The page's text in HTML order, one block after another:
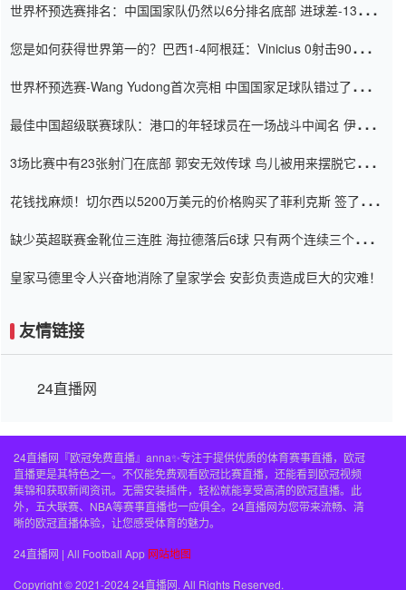
世界杯预选赛排名：中国国家队仍然以6分排名底部 进球差-13令人
您是如何获得世界第一的？巴西1-4阿根廷：Vinicius 0射击90分钟
世界杯预选赛-Wang Yudong首次亮相 中国国家足球队错过了世界
最佳中国超级联赛球队：港口的年轻球员在一场战斗中闻名 伊万放
3场比赛中有23张射门在底部 郭安无效传球 鸟儿被用来摆脱它
花钱找麻烦！切尔西以5200万美元的价格购买了菲利克斯 签了7年
缺少英超联赛金靴位三连胜 海拉德落后6球 只有两个连续三个连续
皇家马德里令人兴奋地消除了皇家学会 安彭负责造成巨大的灾难！
友情链接
24直播网
24直播网『欧冠免费直播』anna✨专注于提供优质的体育赛事直播，欧冠
直播更是其特色之一。不仅能免费观看欧冠比赛直播，还能看到欧冠视频
集锦和获取新闻资讯。无需安装插件，轻松就能享受高清的欧冠直播。此
外，五大联赛、NBA等赛事直播也一应俱全。24直播网为您带来流畅、清
晰的欧冠直播体验，让您感受体育的魅力。
24直播网 | All Football App 网站地图
Copyright © 2021-2024 24直播网. All Rights Reserved.